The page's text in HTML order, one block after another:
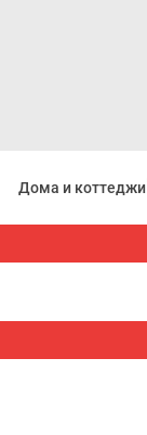
Дома и коттеджи